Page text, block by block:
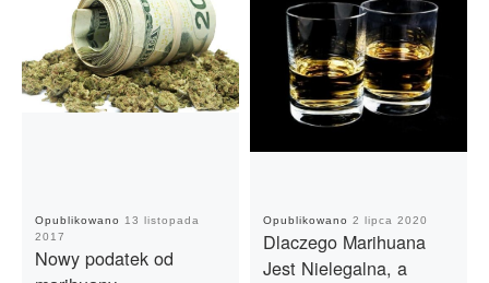
Opublikowano
13 listopada
2017
Nowy podatek od
Opublikowano 2 lipca 2020
Dlaczego Marihuana
Jest Nielegalna, a